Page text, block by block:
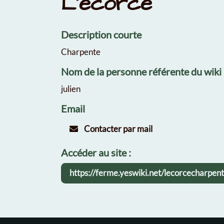
Description courte
Charpente
Nom de la personne référente du wiki
julien
Email
Contacter par mail
Accéder au site :
https://ferme.yeswiki.net/